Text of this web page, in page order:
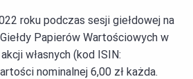
roku podczas sesji giełdowej na
Papierów Wartościowych w
własnych (kod ISIN:
nominalnej 6,00 zł każda.